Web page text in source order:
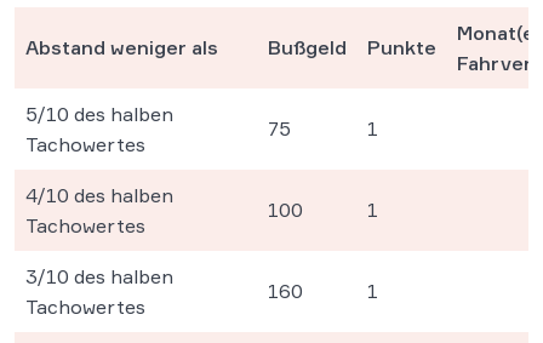
Abstand weniger als Bußgeld Punkte
Monat(e)
5/10 des halben
Tachowertes
75 1
4/10 des halben
Tachowertes
100 1
3/10 des halben
Tachowertes
160 1